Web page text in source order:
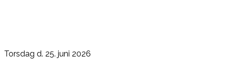
Torsdag d. 25. juni 2026